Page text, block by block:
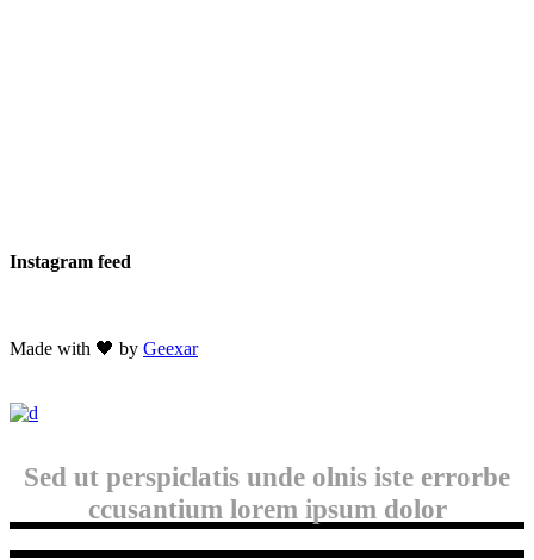
Instagram feed
Made with 🖤 by Geexar
Sed ut perspiclatis unde olnis iste errorbe
ccusantium lorem ipsum dolor